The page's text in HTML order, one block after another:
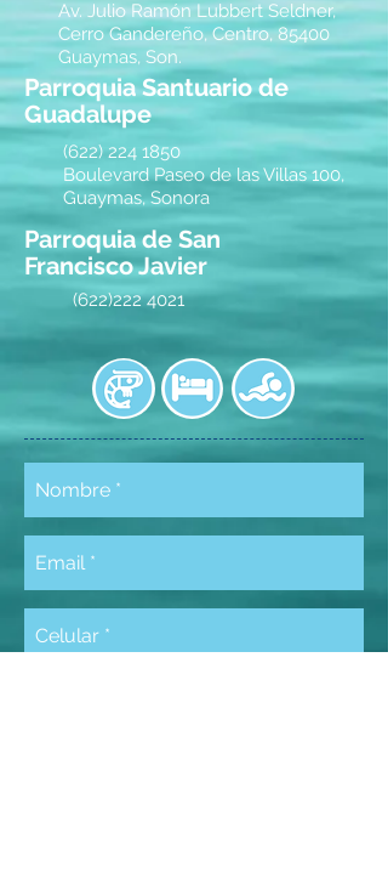
Av. Julio Ramón Lubbert Seldner,
Cerro Gandereño, Centro, 85400
Guaymas, Son.
Parroquia Santuario de
Guadalupe
(622) 224 1850
Boulevard Paseo de las Villas 100,
Guaymas, Sonora
Parroquia de San
Francisco Javier
(622)222 4021